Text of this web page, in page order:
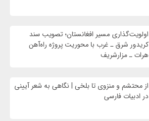
اولویت‌گذاری مسیر افغانستان؛ تصویب سند
کریدور شرق ـ غرب با محوریت پروژه راه‌آهن
هرات ـ مزارشریف
از محتشم و منزوی تا بلخی | نگاهی به شعر آیینی
در ادبیات فارسی